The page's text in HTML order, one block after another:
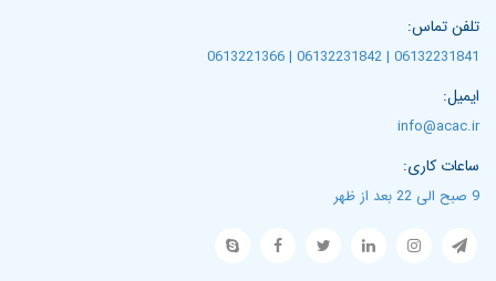
تلفن تماس:
06132231841 | 06132231842 | 0613221366
ایمیل:
info@acac.ir
ساعات کاری:
9 صبح الی 22 بعد از ظهر